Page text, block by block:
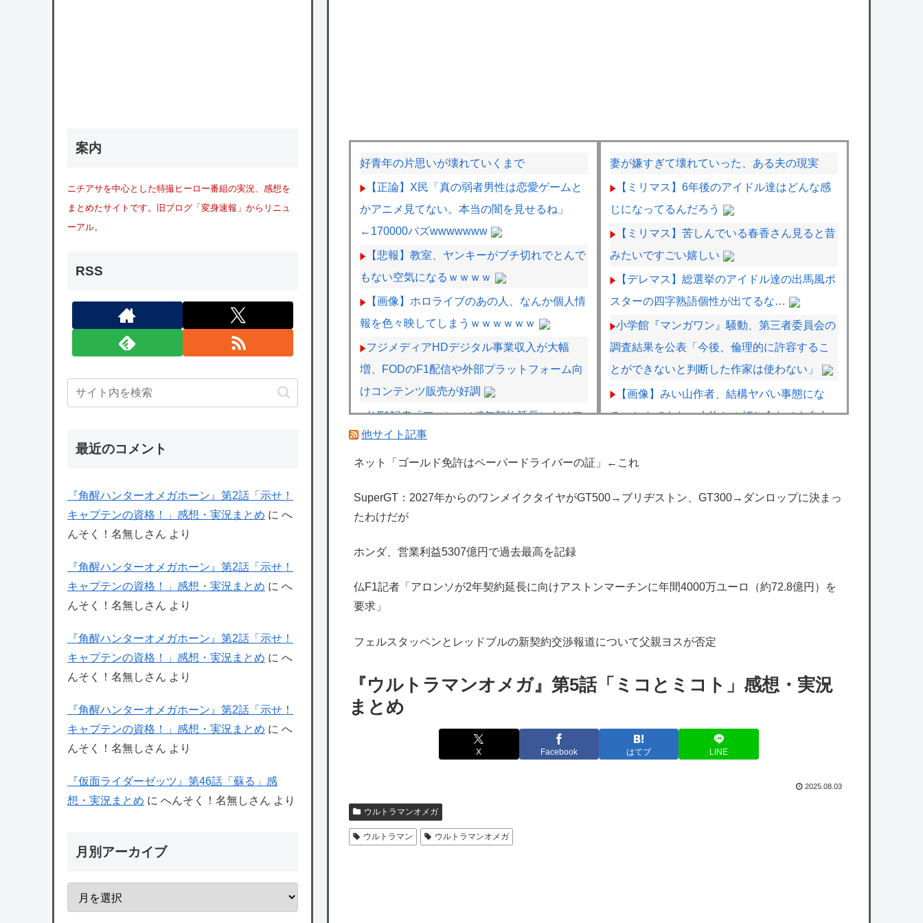
好青年の片思いが壊れていくまで
【正論】X民「真の弱者男性は恋愛ゲームと
かアニメ見てない。本当の闇を見せるね」
←170000バズwwwwwww
【悲報】教室、ヤンキーがブチ切れでとんで
もない空気になるｗｗｗｗ
【画像】ホロライブのあの人、なんか個人情
報を色々映してしまうｗｗｗｗｗｗ
フジメディアHDデジタル事業収入が大幅
増、FODのF1配信や外部プラットフォーム向
けコンテンツ販売が好調
仏F1記者「アロンソが2年契約延長に向けア
ストンマーチンに年間4000万ユーロ（約72.8
億円）を要求」
努力のおかげ」
出たあの親日経営者に海外が大騒ぎ
の為替介入再びで海外が大騒ぎ
のは韓国人である理由がこちら…」→「日本
も感謝してるらしい…（ﾌﾞﾙﾌﾞﾙ」＝韓国の反
海外「日本よ、お前がナンバーワンだ」 熊
衝撃
★【ワートリ】細かい情報まで含めて構成さ
れたキャラの掛け合いだからなぁ（約100人）
妻が嫌すぎて壊れていった、ある夫の現実
【ミリマス】6年後のアイドル達はどんな感
じになってるんだろう
【ミリマス】苦しんでいる春香さん見ると昔
みたいですごい嬉しい
【デレマス】総選挙のアイドル達の出馬風ポ
スターの四字熟語個性が出てるな…
小学館『マンガワン』騒動、第三者委員会の
調査結果を公表「今後、倫理的に許容するこ
とができないと判断した作家は使わない」
【画像】みい山作者、結構ヤバい事態にな
る。とんでもない人物との打ち合わせを自白
【画像】ジャンプ人気漫画最新刊の表紙、ヤ
ﾝﾝきんもちいい〜〜！！ﾄﾞﾊﾟﾄﾞﾊﾟﾄﾞﾊﾟ」【雀
【ホロライブ】※杉田さんはねっ子神です
【艦これ】みんなもう終わってそうだから聞
くんだけど E3-2ってサブの穴が空いてないダ
イハツ駆逐並べて 高速＋とかしてるとアホほ
他サイト記事
ネット「ゴールド免許はペーパードライバーの証」←これ
SuperGT：2027年からのワンメイクタイヤがGT500→ブリヂストン、GT300→ダンロップに決まっ
たわけだが
ホンダ、営業利益5307億円で過去最高を記録
仏F1記者「アロンソが2年契約延長に向けアストンマーチンに年間4000万ユーロ（約72.8億円）を
要求」
フェルスタッペンとレッドブルの新契約交渉報道について父親ヨスが否定
『ウルトラマンオメガ』第5話「ミコとミコト」感想・実況
まとめ
X Facebook はてブ LINE
2025.08.03
ウルトラマンオメガ
ウルトラマン ウルトラマンオメガ
案内
ニチアサを中心とした特撮ヒーロー番組の実況、感想を
まとめたサイトです。旧ブログ「変身速報」からリニュ
ーアル。
RSS
最近のコメント
『角醒ハンターオメガホーン』第2話「示せ！
キャプテンの資格！」感想・実況まとめ に へ
んそく！名無しさん より
『角醒ハンターオメガホーン』第2話「示せ！
キャプテンの資格！」感想・実況まとめ に へ
んそく！名無しさん より
『角醒ハンターオメガホーン』第2話「示せ！
キャプテンの資格！」感想・実況まとめ に へ
んそく！名無しさん より
『角醒ハンターオメガホーン』第2話「示せ！
キャプテンの資格！」感想・実況まとめ に へ
んそく！名無しさん より
『仮面ライダーゼッツ』第46話「蘇る」感
想・実況まとめ に へんそく！名無しさん より
月別アーカイブ